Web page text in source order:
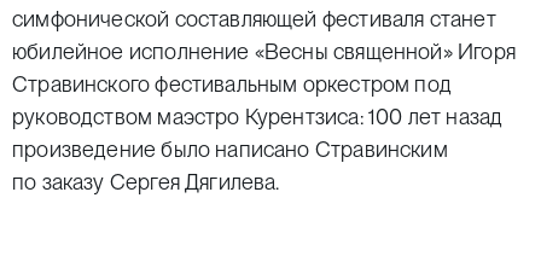
симфонической составляющей фестиваля станет
юбилейное исполнение «Весны священной» Игоря
Стравинского фестивальным оркестром под
руководством маэстро Курентзиса: 100 лет назад
произведение было написано Стравинским
по заказу Сергея Дягилева.